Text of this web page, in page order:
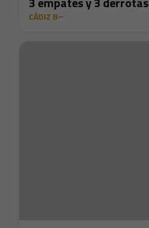
CÁDIZ B